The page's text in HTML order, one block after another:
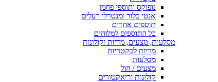
נופוקס ותוספי פחמן
אנטי כלור ומנטרלי רעלים
תוספים אחרים
כל התוספים למלוחים
מסלעות, מצעים, מדיות וקולונות
מדיות לבקטריות
מסלעות
מצעים / חול
קולונות וריאקטורים